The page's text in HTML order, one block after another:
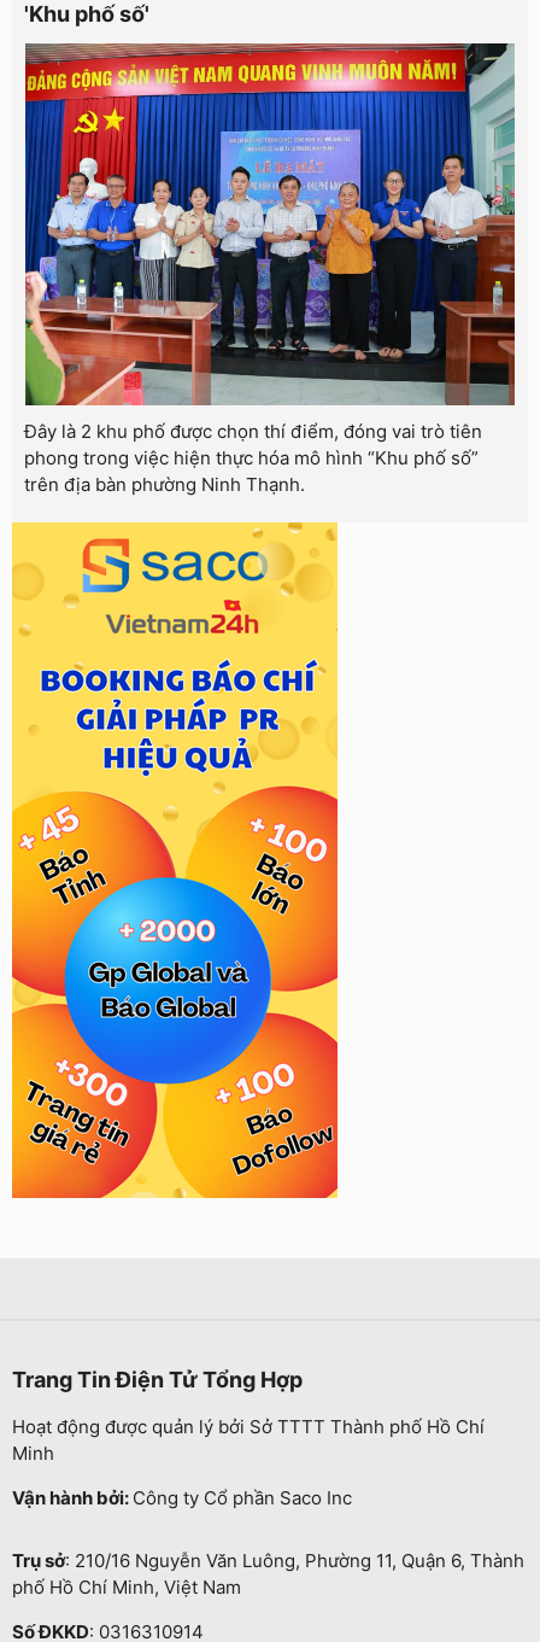
'Khu phố số'
Đây là 2 khu phố được chọn thí điểm, đóng vai trò tiên
phong trong việc hiện thực hóa mô hình “Khu phố số”
trên địa bàn phường Ninh Thạnh.
Trang Tin Điện Tử Tổng Hợp
Hoạt động được quản lý bởi Sở TTTT Thành phố Hồ Chí
Minh
Vận hành bởi: Công ty Cổ phần Saco Inc
Trụ sở: 210/16 Nguyễn Văn Luông, Phường 11, Quận 6, Thành
phố Hồ Chí Minh, Việt Nam
Số ĐKKD: 0316310914